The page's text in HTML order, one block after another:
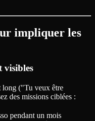
impliquer les
visibles
long ("Tu veux être
des missions ciblées :
pendant un mois